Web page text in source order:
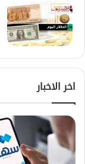
اخر الاخبار